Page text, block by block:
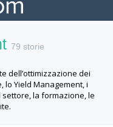
79 storie
dell’ottimizzazione dei
Yield Management, i
la formazione, le